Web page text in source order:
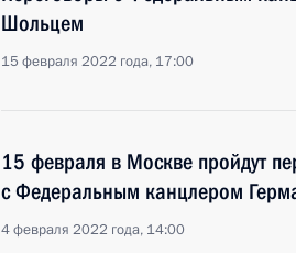
Шольцем
15 февраля 2022 года, 17:00
15 февраля в Москве пройдут
с Федеральным канцлером
4 февраля 2022 года, 14:00